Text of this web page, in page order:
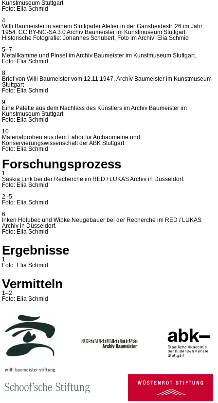
Kunstmuseum Stuttgart
Foto: Elia Schmid
4
Willi Baumeister in seinem Stuttgarter Atelier in der Gänsheidestr. 26 im Jahr
1954. CC BY-NC-SA 3.0 Archiv Baumeister im Kunstmuseum Stuttgart.
Historische Fotografie: Johannes Schubert, Foto im Archiv: Elia Schmid
5–7
Metallkämme und Pinsel im Archiv Baumeister im Kunstmuseum Stuttgart.
Foto: Elia Schmid
8
Brief von Willi Baumeister vom 12.11.1947, Archiv Baumeister im Kunstmuseum
Stuttgart
Foto: Elia Schmid
9
Eine Palette aus dem Nachlass des Künstlers im Archiv Baumeister im
Kunstmuseum Stuttgart
Foto: Elia Schmid
10
Materialproben aus dem Labor für Archäometrie und
Konservierungswissenschaft der ABK Stuttgart.
Foto: Elia Schmid
Forschungsprozess
1
Saskia Link bei der Recherche im RED / LUKAS Archiv in Düsseldorf.
Foto: Elia Schmid
2–5
Foto: Elia Schmid
6
Inken Holubec und Wibke Neugebauer bei der Recherche im RED / LUKAS
Archiv in Düsseldorf.
Foto: Elia Schmid
Ergebnisse
1
Foto: Elia Schmid
Vermitteln
1–2
Foto: Elia Schmid